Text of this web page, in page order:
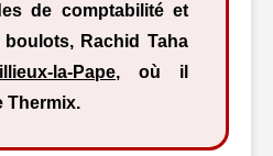
de comptabilité et
Rachid Taha
la-Pape, où il
Thermix.